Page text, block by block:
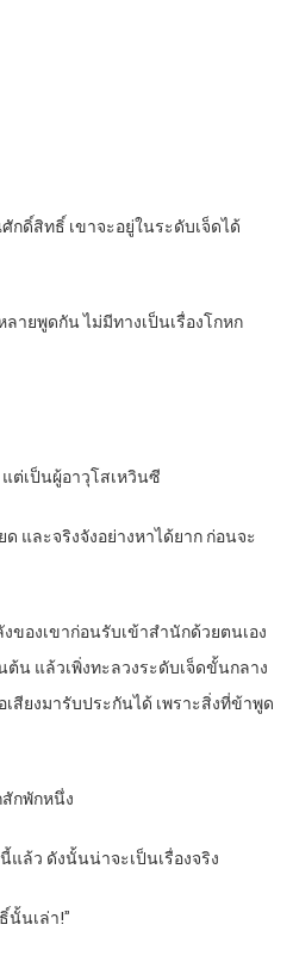
ดิ์สิทธิ์ เขาจะอยู่ในระดับเจ็ดได้
ายพูดกัน ไม่มีทางเป็นเรื่องโกหก
ต่เป็นผู้อาวุโสเหวินซี
และจริงจังอย่างหาได้ยาก ก่อนจะ
องเขาก่อนรับเข้าสำนักด้วยตนเอง
น แล้วเพิ่งทะลวงระดับเจ็ดขั้นกลาง
สียงมารับประกันได้ เพราะสิ่งที่ข้าพูด
กพักหนึ่ง
ล้ว ดังนั้นน่าจะเป็นเรื่องจริง
นเล่า!”